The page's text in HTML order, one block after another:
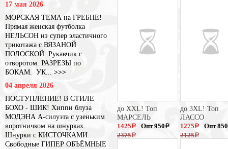
17 мая 2026
МОРСКАЯ ТЕМА на ГРЕБНЕ!
Прямая женская футболка
НЕЛЬСОН из супер эластичного
трикотажа с ВЯЗАНОЙ
ПОЛОСКОЙ. Рукавчик с
отворотом. РАЗРЕЗЫ по
БОКАМ. УК... >>>
04 апреля 2026
ПОСТУПЛЕНИЕ! В СТИЛЕ
БОХО - ШИК! Хиппи блуза
МОДЭНА А-силуэта с узеньким
воротничком на шнурках.
Шнурки с КИСТОЧКАМИ.
Свободные ГИПЕР ОБЪЁМНЫЕ
до XXL! Топ
МАРСЕЛЬ
1425 a
2375a
Опт 950 a
до 3XL! Топ
ЛАССО
1275 a
2125a
Опт 850